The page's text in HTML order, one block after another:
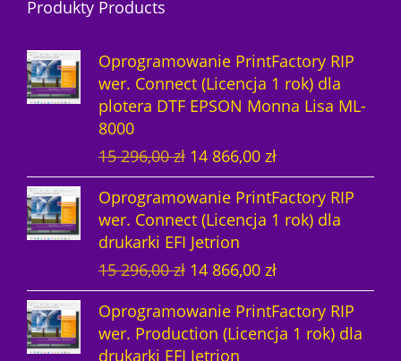
w ó
w
u
t
ó
w
k
t
Produkty Products
Oprogramowanie PrintFactory RIP
wer. Connect (Licencja 1 rok) dla
plotera DTF EPSON Monna Lisa ML-
8000
15 296,00zł P
i
e
r
w
o
t
n
a
14 866,00 złA
k
t
u
l
n
a
c
Oprogramowanie PrintFactory RIP
wer. Connect (Licencja 1 rok) dla
drukarki EFI Jetrion
15 296,00zł P
i
e
r
14 866,00 złA
k
t
u
Oprogramowanie PrintFactory RIP
wer. Production (Licencja 1 rok) dla
drukarki EFI Jetrion